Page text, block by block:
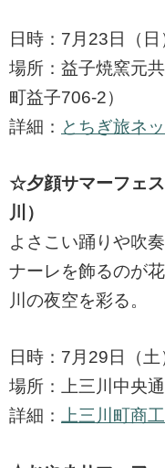
日時：7月23日（日
場所：益子焼窯元
町益子706-2）
詳細： とちぎ旅ネ
☆夕顔サマーフェ
川）
よさこい踊りや吹
ナーレを飾るのが
川の夜空を彩る。
日時：7月29日（
場所：上三川中央
詳細：
上三川町商